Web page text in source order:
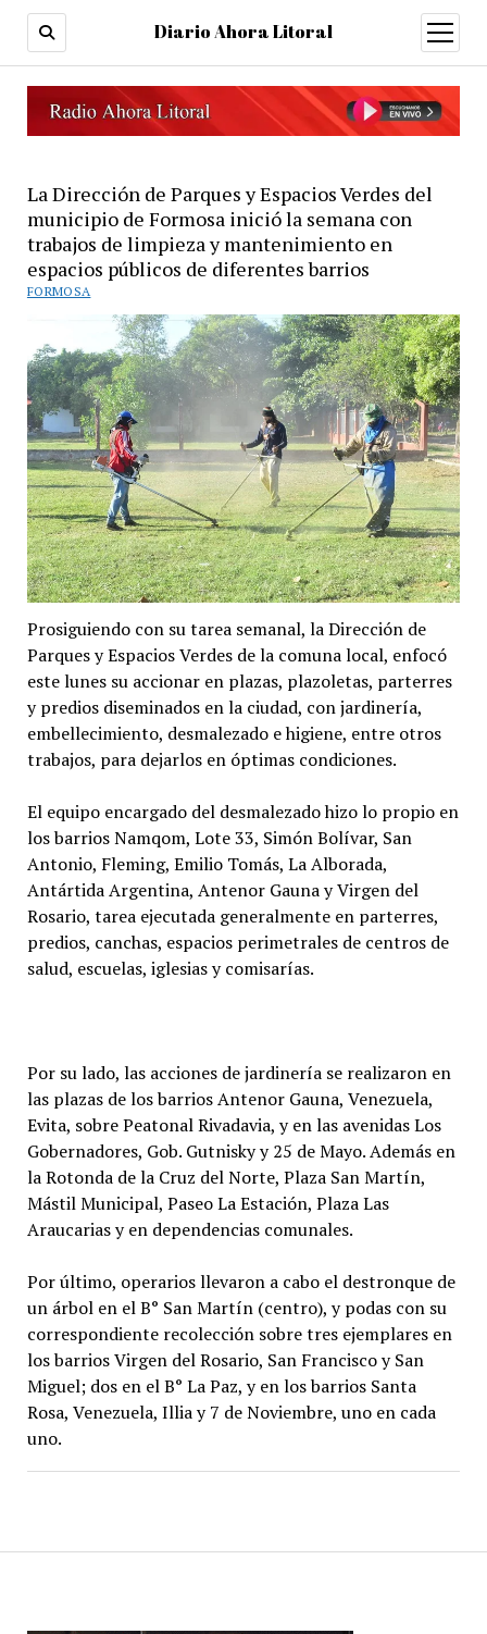
Diario Ahora Litoral
open
menu
La Dirección de Parques y Espacios Verdes del
municipio de Formosa inició la semana con
trabajos de limpieza y mantenimiento en
espacios públicos de diferentes barrios
FORMOSA
Prosiguiendo con su tarea semanal, la Dirección de
Parques y Espacios Verdes de la comuna local, enfocó
este lunes su accionar en plazas, plazoletas, parterres
y predios diseminados en la ciudad, con jardinería,
embellecimiento, desmalezado e higiene, entre otros
trabajos, para dejarlos en óptimas condiciones.
El equipo encargado del desmalezado hizo lo propio en
los barrios Namqom, Lote 33, Simón Bolívar, San
Antonio, Fleming, Emilio Tomás, La Alborada,
Antártida Argentina, Antenor Gauna y Virgen del
Rosario, tarea ejecutada generalmente en parterres,
predios, canchas, espacios perimetrales de centros de
salud, escuelas, iglesias y comisarías.
Por su lado, las acciones de jardinería se realizaron en
las plazas de los barrios Antenor Gauna, Venezuela,
Evita, sobre Peatonal Rivadavia, y en las avenidas Los
Gobernadores, Gob. Gutnisky y 25 de Mayo. Además en
la Rotonda de la Cruz del Norte, Plaza San Martín,
Mástil Municipal, Paseo La Estación, Plaza Las
Araucarias y en dependencias comunales.
Por último, operarios llevaron a cabo el destronque de
un árbol en el B° San Martín (centro), y podas con su
correspondiente recolección sobre tres ejemplares en
los barrios Virgen del Rosario, San Francisco y San
Miguel; dos en el B° La Paz, y en los barrios Santa
Rosa, Venezuela, Illia y 7 de Noviembre, uno en cada
uno.